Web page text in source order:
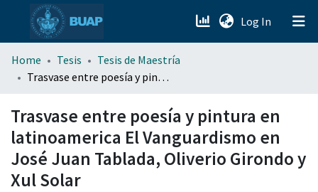
Log In (current)
menu.section.about_menu
Home Tesis
Tesis de Maestría
Trasvase entre poesía y pintura en latinoamerica El Vanguardismo en José Juan Tablada, Oliverio Girondo y Xul Solar
Trasvase entre poesía y pintura en
latinoamerica El Vanguardismo en
José Juan Tablada, Oliverio Girondo y
Xul Solar